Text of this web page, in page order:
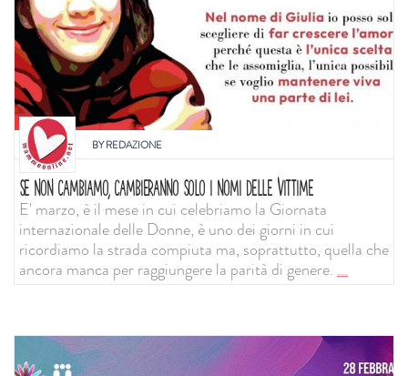
BYREDAZIONE
SE NON CAMBIAMO, CAMBIERANNO SOLO I NOMI DELLE VITTIME
E' marzo, è il mese in cui celebriamo la Giornata
internazionale delle Donne, è uno dei giorni in cui
ricordiamo la strada compiuta ma, soprattutto, quella che
ancora manca per raggiungere la parità di genere. ...